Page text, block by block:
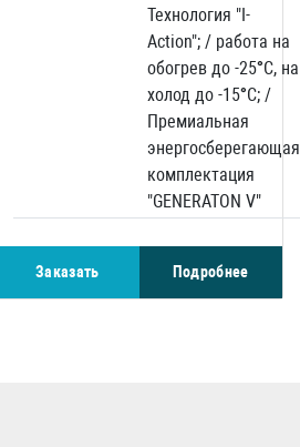
Технология "I-
Action"; / работа на
обогрев до -25°C, на
холод до -15°C; /
Премиальная
энергосберегающая
комплектация
"GENERATON V"
Заказать Подробнее